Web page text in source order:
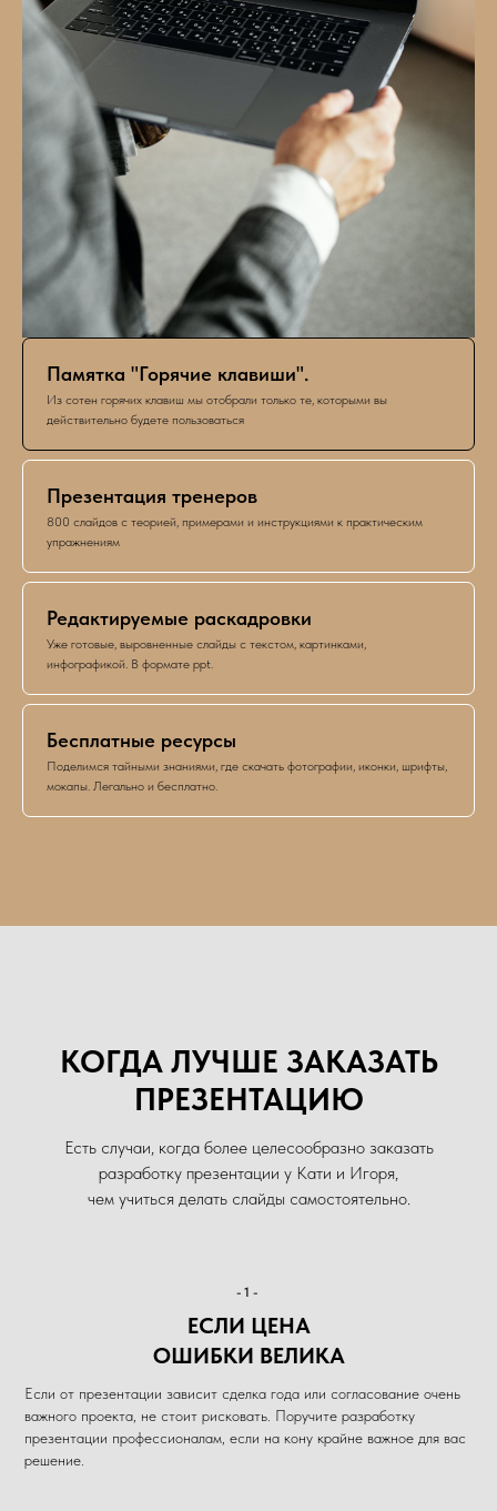
Памятка "Горячие клавиши".
Из сотен горячих клавиш мы отобрали только те, которыми вы
действительно будете пользоваться
Презентация тренеров
800 слайдов с теорией, примерами и инструкциями к практическим
упражнениям
Редактируемые раскадровки
Уже готовые, выровненные слайды с текстом, картинками,
инфографикой. В формате ppt.
Бесплатные ресурсы
Поделимся тайными знаниями, где скачать фотографии, иконки, шрифты,
мокапы. Легально и бесплатно.
КОГДА ЛУЧШЕ ЗАКАЗАТЬ
ПРЕЗЕНТАЦИЮ
Есть случаи, когда более целесообразно заказать
разработку презентации у Кати и Игоря,
чем учиться делать слайды самостоятельно.
-1-
ЕСЛИ ЦЕНА
ОШИБКИ ВЕЛИКА
Если от презентации зависит сделка года или согласование очень
важного проекта, не стоит рисковать. Поручите разработку
презентации профессионалам, если на кону крайне важное для вас
решение.